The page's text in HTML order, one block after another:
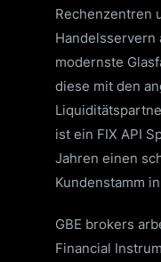
Rechenzentren
Handelsservern
modernste
diese mit den
ist ein FIX API
Jahren einen
Kundenstamm
GBE brokers
Financial